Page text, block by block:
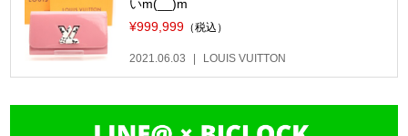
いm(__)m
¥999,999 （税込）
2021.06.03 LOUIS VUITTON